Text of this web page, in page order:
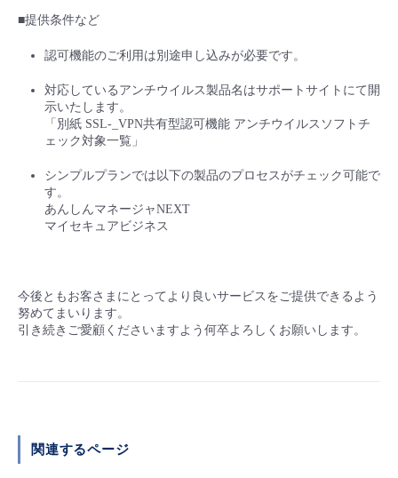
■提供条件など
認可機能のご利用は別途申し込みが必要です。
対応しているアンチウイルス製品名はサポートサイトにて開
示いたします。
「別紙 SSL-_VPN共有型認可機能 アンチウイルスソフトチ
ェック対象一覧」
シンプルプランでは以下の製品のプロセスがチェック可能で
す。
あんしんマネージャNEXT
マイセキュアビジネス
今後ともお客さまにとってより良いサービスをご提供できるよう
努めてまいります。
引き続きご愛顧くださいますよう何卒よろしくお願いします。
関連するページ